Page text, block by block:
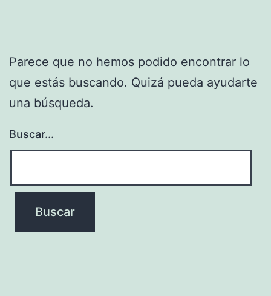
Parece que no hemos podido encontrar lo
que estás buscando. Quizá pueda ayudarte
una búsqueda.
Buscar...